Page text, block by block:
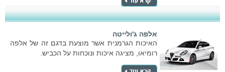
אלפה ג'ולייטה
האיכות הגרמנית אשר מוצעת בדגם זה של אלפה
רומיאו, מציגה איכות ונוכחות על הכביש.